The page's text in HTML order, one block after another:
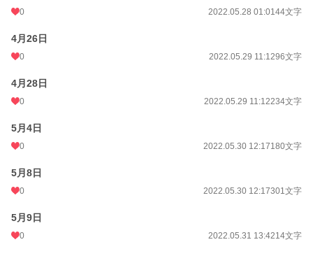
0 2022.05.28 01:0144文字
4月26日
0 2022.05.29 11:1296文字
4月28日
0 2022.05.29 11:12234文字
5月4日
0 2022.05.30 12:17180文字
5月8日
0 2022.05.30 12:17301文字
5月9日
0 2022.05.31 13:4214文字